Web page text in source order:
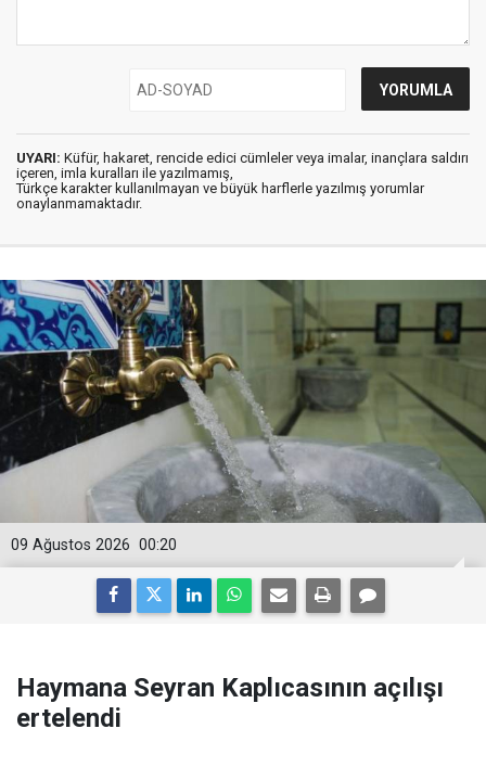
UYARI: Küfür, hakaret, rencide edici cümleler veya imalar, inançlara saldırı
içeren, imla kuralları ile yazılmamış,
Türkçe karakter kullanılmayan ve büyük harflerle yazılmış yorumlar
onaylanmamaktadır.
00:20
09 Ağustos 2026
Haymana Seyran Kaplıcasının açılışı
ertelendi